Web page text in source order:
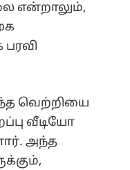
என்றாலும்,
வெற்றியை
வீடியோ
அந்த